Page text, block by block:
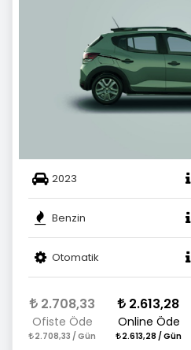
2023
Benzin
Otomatik
2.708,33
Ofiste Öde
2.708,33 / Gün
2.613,28
Online Öde
2.613,28 / Gün